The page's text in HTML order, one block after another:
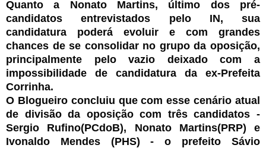
Quanto a Nonato Martins, último dos pré-
candidatos entrevistados pelo IN, sua
candidatura poderá evoluir e com grandes
chances de se consolidar no grupo da oposição,
principalmente pelo vazio deixado com a
impossibilidade de candidatura da ex-Prefeita
Corrinha.
O Blogueiro concluiu que com esse cenário atual
de divisão da oposição com três candidatos -
Sergio Rufino(PCdoB), Nonato Martins(PRP) e
Ivonaldo Mendes (PHS) - o prefeito Sávio